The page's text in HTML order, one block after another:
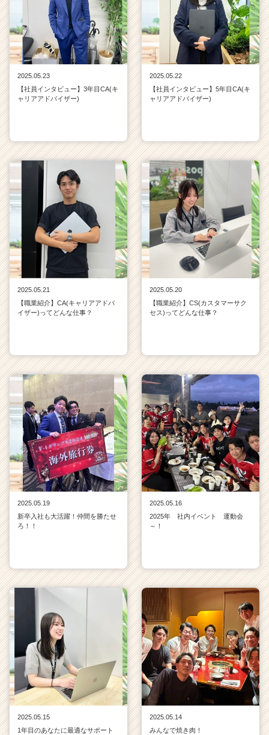
2025.05.23
【社員インタビュー】3年目CA(キ
ャリアアドバイザー)
2025.05.22
【社員インタビュー】5年目CA(キ
ャリアアドバイザー)
2025.05.21
【職業紹介】CA(キャリアアドバ
イザー)ってどんな仕事？
2025.05.20
【職業紹介】CS(カスタマーサク
セス)ってどんな仕事？
2025.05.19
新卒入社も大活躍！仲間を勝たせ
ろ！！
2025.05.16
2025年 社内イベント 運動会
～！
2025.05.15
1年目のあなたに最適なサポート
2025.05.14
みんなで焼き肉！